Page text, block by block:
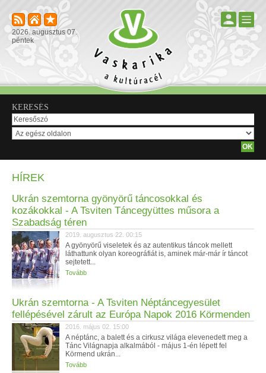
2026. augusztus 07.
péntek
KERESÉS
HÍREK
Ukrán szemtorna gyönyörű táncosokkal és
kozákokkal - A Tsviten Táncegyüttes műsora a
Szabadság téren
2019. augusztus 22. 00:15
A gyönyörű viseletek és az autentikus táncok mellett
láthattunk olyan koreográfiát is, aminek már-már ír táncot
sejtetett...
Tovább
Ukrán szemtorna - A Tsviten Néptáncegyesület
fellépésével zárult az Európa Napok 2016 Körmenden
2016. május 02. 15:00
A néptánc, a balett és a cirkusz világa elevenedett meg a
Tánc Világnapja alkalmából - május 1-én lépett fel
Körmend ukrán...
Tovább